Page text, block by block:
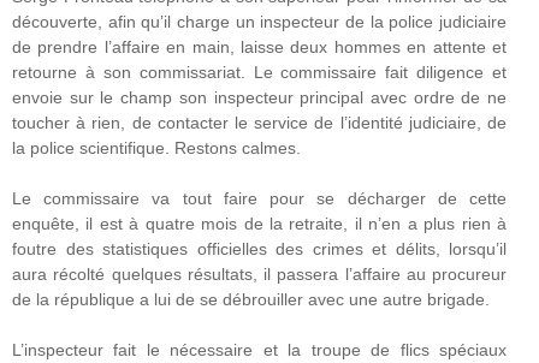
découverte, afin qu’il charge un inspecteur de la police judiciaire
de prendre l’affaire en main, laisse deux hommes en attente et
retourne à son commissariat. Le commissaire fait diligence et
envoie sur le champ son inspecteur principal avec ordre de ne
toucher à rien, de contacter le service de l’identité judiciaire, de
la police scientifique. Restons calmes.
Le commissaire va tout faire pour se décharger de cette
enquête, il est à quatre mois de la retraite, il n’en a plus rien à
foutre des statistiques officielles des crimes et délits, lorsqu’il
aura récolté quelques résultats, il passera l’affaire au procureur
de la république a lui de se débrouiller avec une autre brigade.
L’inspecteur fait le nécessaire et la troupe de flics spéciaux